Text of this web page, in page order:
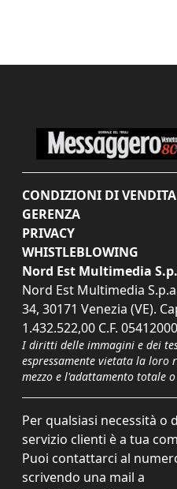
CONDIZIONI DI VENDITA
GERENZA
PRIVACY
WHISTLEBLOWING
Nord Est Multimedia
Nord Est Multimedia
34, 30171 Venezia (VE).
1.432.522,00 C.F.
I diritti delle immagini e dei
espressamente vietata la loro
mezzo e l'adattamento totale
Per qualsiasi necessità o
servizio clienti è a tua
Puoi contattarci al
scrivendo una mail a